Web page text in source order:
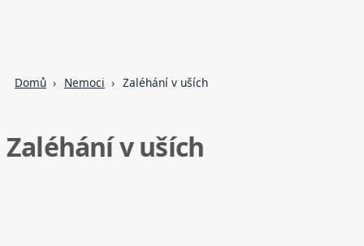
Domů Nemoci Zaléhání v uších
Zaléhání v uších